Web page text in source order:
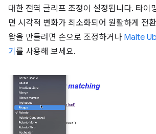
대한 전역 글리프 조정이 설정됩니다. 타이
면 시각적 변화가 최소화되어 원활하게 전
왑을 만들려면 손으로 조정하거나 Malte
기 를 사용해 보세요.